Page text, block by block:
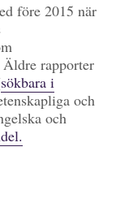
före 2015 när
rapporter
sökbara i
och
och